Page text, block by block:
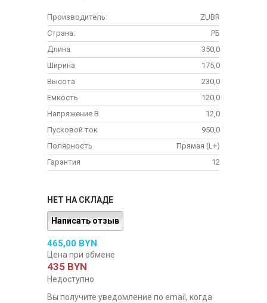
Производитель:
ZUBR
Страна:
РБ
Длина
350,0
Ширина
175,0
Высота
230,0
Емкость
120,0
Напряжение В
12,0
Пусковой ток
950,0
Полярность
Прямая (L+)
Гарантия
12
НЕТ НА СКЛАДЕ
Написать отзыв
465,00 BYN
Цена при обмене
435 BYN
Недоступно
Вы получите уведомление по email, когда